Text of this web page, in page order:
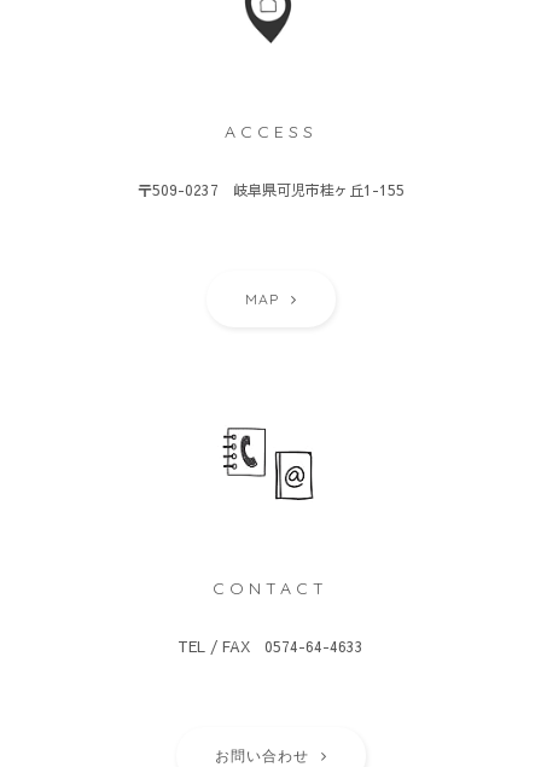
ACCESS
〒509-0237 岐阜県可児市桂ヶ丘1-155
MAP
CONTACT
TEL / FAX 0574-64-4633
お問い合わせ